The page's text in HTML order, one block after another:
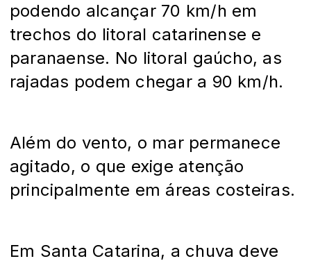
podendo alcançar 70 km/h em
trechos do litoral catarinense e
paranaense. No litoral gaúcho, as
rajadas podem chegar a 90 km/h.
Além do vento, o mar permanece
agitado, o que exige atenção
principalmente em áreas costeiras.
Em Santa Catarina, a chuva deve